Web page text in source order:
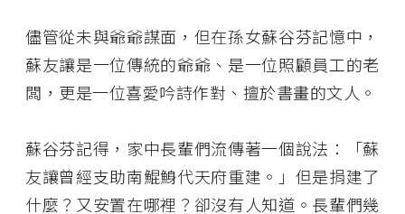
儘管從未與爺爺謀面，但在孫女蘇谷芬記憶中，
蘇友讓是一位傳統的爺爺、是一位照顧員工的老
闆，更是一位喜愛吟詩作對、擅於書畫的文人。
蘇谷芬記得，家中長輩們流傳著一個說法：「蘇
友讓曾經支助南鯤鯓代天府重建。」但是捐建了
什麼？又安置在哪裡？卻沒有人知道。長輩們幾